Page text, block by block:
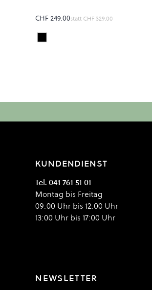
CHF 249.00statt CHF 329.00
Colour
Ultra Black
KUNDENDIENST
Tel. 041 761 51 01
Montag bis Freitag
09:00 Uhr bis 12:00 Uhr
13:00 Uhr bis 17:00 Uhr
NEWSLETTER